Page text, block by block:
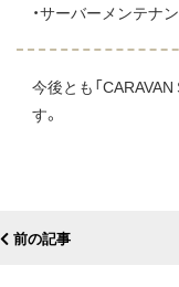
・サーバーメンテナ
今後とも「
す。
前の記事